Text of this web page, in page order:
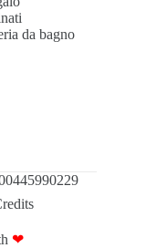
da bagno
❤